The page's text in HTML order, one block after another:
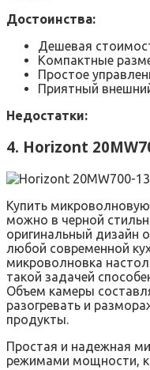
Достоинства:
Дешевая
Компактные
Простое
Приятный
Недостатки:
4. Horizont
Купить
можно в черной
оригинальный дизайн
любой современной
микроволновка
такой задачей
Объем камеры
разогревать и
продукты.
Простая и надежная
режимами мощности,